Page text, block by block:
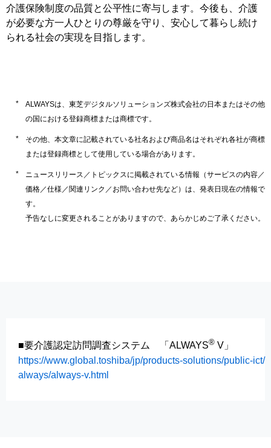
介護保険制度の品質と公平性に寄与します。今後も、介護
が必要な方一人ひとりの尊厳を守り、安心して暮らし続け
られる社会の実現を目指します。
ALWAYSは、東芝デジタルソリューションズ株式会社の日本またはその他
の国における登録商標または商標です。
その他、本文章に記載されている社名および商品名はそれぞれ各社が商標
または登録商標として使用している場合があります。
ニュースリリース／トピックスに掲載されている情報（サービスの内容／
価格／仕様／関連リンク／お問い合わせ先など）は、発表日現在の情報で
す。
予告なしに変更されることがありますので、あらかじめご了承ください。
■要介護認定訪問調査システム 「ALWAYS® V」
https://www.global.toshiba/jp/products-solutions/public-ict/
always/always-v.html